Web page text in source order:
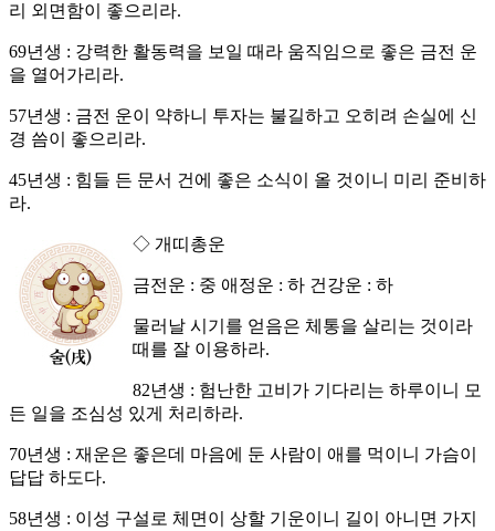
리 외면함이 좋으리라.
69년생 : 강력한 활동력을 보일 때라 움직임으로 좋은 금전 운
을 열어가리라.
57년생 : 금전 운이 약하니 투자는 불길하고 오히려 손실에 신
경 씀이 좋으리라.
45년생 : 힘들 든 문서 건에 좋은 소식이 올 것이니 미리 준비하
라.
◇ 개띠총운
금전운 : 중 애정운 : 하 건강운 : 하
물러날 시기를 얻음은 체통을 살리는 것이라
때를 잘 이용하라.
82년생 : 험난한 고비가 기다리는 하루이니 모
든 일을 조심성 있게 처리하라.
70년생 : 재운은 좋은데 마음에 둔 사람이 애를 먹이니 가슴이
답답 하도다.
58년생 : 이성 구설로 체면이 상할 기운이니 길이 아니면 가지